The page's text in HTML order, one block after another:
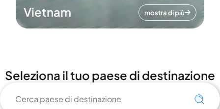
Vietnam mostra di più
Seleziona il tuo paese di destinazione